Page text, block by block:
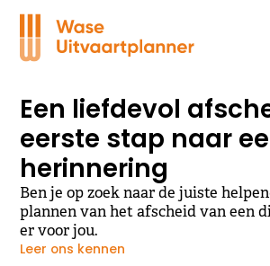
Een liefdevol
eerste stap naar
herinnering
Ben je op zoek naar de juiste
plannen van het afscheid van een
er voor jou.
Leer ons kennen